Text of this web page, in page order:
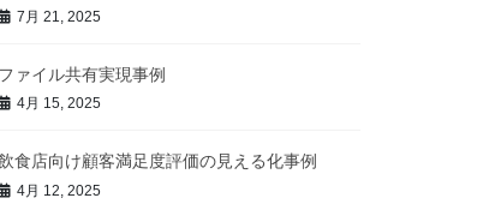
7月 21, 2025
ファイル共有実現事例
4月 15, 2025
食店向け顧客満足度評価の見える化事例
4月 12, 2025